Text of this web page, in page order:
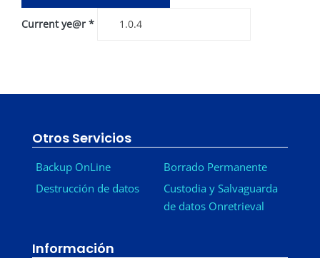
Current ye@r *
Otros Servicios
Backup OnLine
Destrucción de datos
Borrado Permanente
Custodia y Salvaguarda
de datos Onretrieval
Información